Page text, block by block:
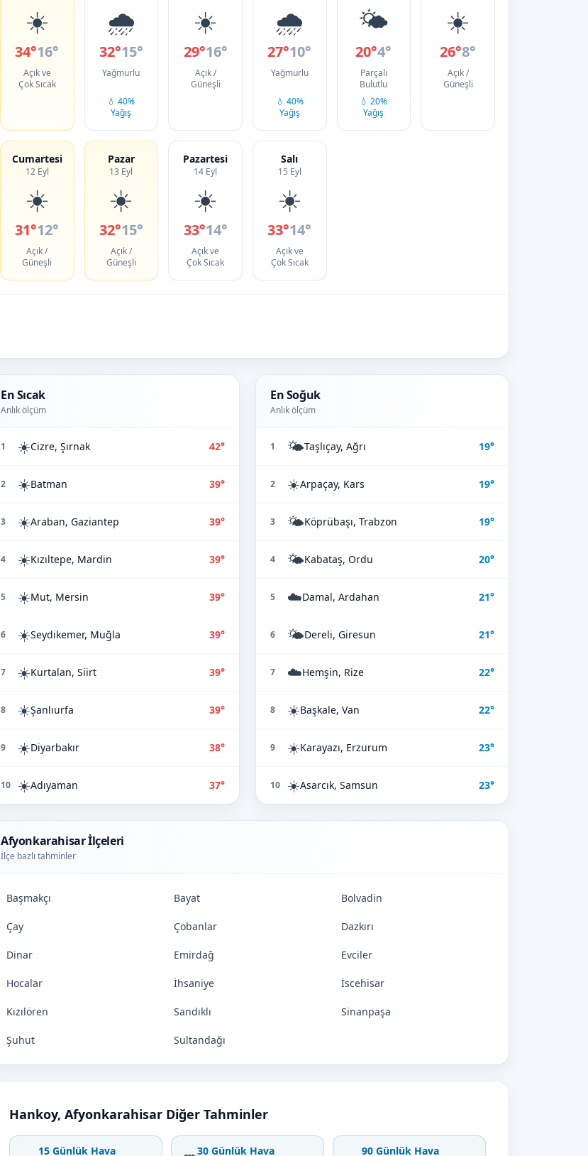
☀️
34°16°
Açık ve
Çok Sıcak
🌧️
32°15°
Yağmurlu
💧 40%
Yağış
☀️
29°16°
Açık /
Güneşli
🌧️
27°10°
Yağmurlu
💧 40%
Yağış
🌤️
20°4°
Parçalı
Bulutlu
💧 20%
Yağış
☀️
26°8°
Açık /
Güneşli
Cumartesi
12 Eyl
☀️
31°12°
Açık /
Güneşli
Pazar
13 Eyl
☀️
32°15°
Açık /
Güneşli
Pazartesi
14 Eyl
☀️
33°14°
Açık ve
Çok Sıcak
Salı
15 Eyl
☀️
33°14°
Açık ve
Çok Sıcak
En Sıcak
Anlık ölçüm
1 ☀️Cizre, Şırnak 42°
2 ☀️Batman 39°
3 ☀️Araban, Gaziantep 39°
4 ☀️Kızıltepe, Mardin 39°
5 ☀️Mut, Mersin 39°
6 ☀️Seydikemer, Muğla 39°
7 ☀️Kurtalan, Siirt 39°
8 ☀️Şanlıurfa 39°
9 ☀️Diyarbakır 38°
10 ☀️Adıyaman 37°
En Soğuk
Anlık ölçüm
1 🌤️Taşlıçay, Ağrı 19°
2 ☀️Arpaçay, Kars 19°
3 🌤️Köprübaşı, Trabzon 19°
4 🌤️Kabataş, Ordu 20°
5 ☁️Damal, Ardahan 21°
6 🌤️Dereli, Giresun 21°
7 ☁️Hemşin, Rize 22°
8 ☀️Başkale, Van 22°
9 ☀️Karayazı, Erzurum 23°
10 ☀️Asarcık, Samsun 23°
Afyonkarahisar İlçeleri
İlçe bazlı tahminler
Başmakçı Bayat Bolvadin
Çay Çobanlar Dazkırı
Dinar Emirdağ Evciler
Hocalar İhsaniye İscehisar
Kızılören Sandıklı Sinanpaşa
Şuhut Sultandağı
Hankoy, Afyonkarahisar Diğer Tahminler
15 Günlük Hava 30 Günlük Hava 90 Günlük Hava